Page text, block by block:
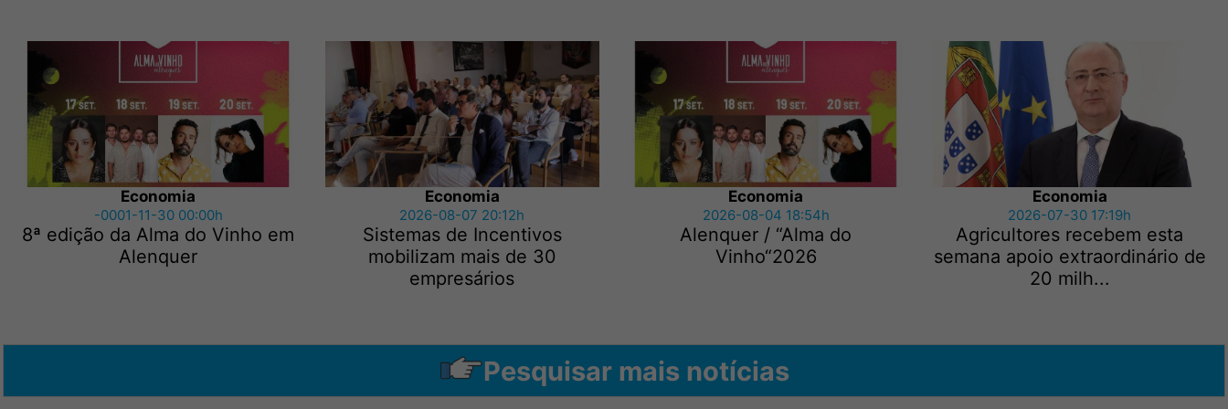
Economia
-0001-11-30 00:00h
8ª edição da Alma do Vinho em
Alenquer
Economia
2026-08-07 20:12h
Sistemas de Incentivos
mobilizam mais de 30
empresários
Economia
2026-08-04 18:54h
Alenquer / “Alma do
Vinho“2026
Economia
2026-07-30 17:19h
Agricultores recebem esta
semana apoio extraordinário de
20 milh...
Pesquisar mais notícias